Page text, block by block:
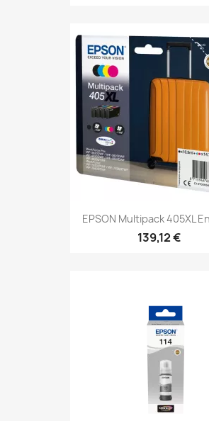
EPSON Multipack 405XL
139,12 €